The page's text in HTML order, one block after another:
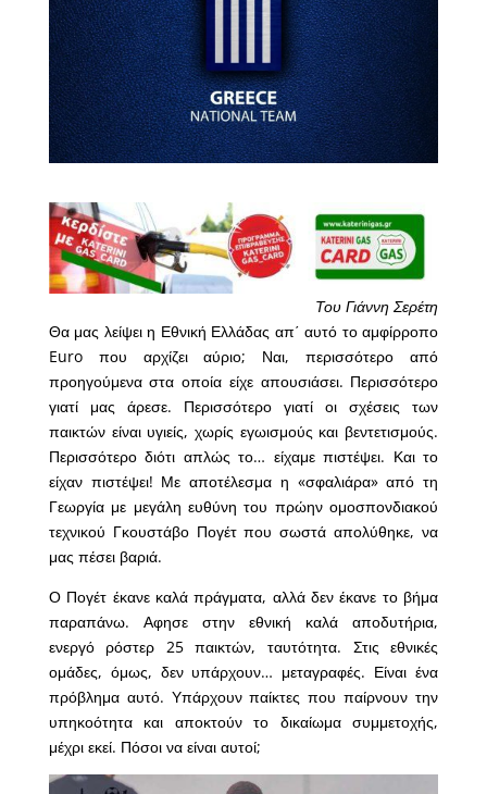
Του Γιάννη Σερέτη
Θα μας λείψει η Εθνική Ελλάδας απ΄ αυτό το αμφίρροπο
Euro που αρχίζει αύριο; Ναι, περισσότερο από
προηγούμενα στα οποία είχε απουσιάσει. Περισσότερο
γιατί μας άρεσε. Περισσότερο γιατί οι σχέσεις των
παικτών είναι υγιείς, χωρίς εγωισμούς και βεντετισμούς.
Περισσότερο διότι απλώς το… είχαμε πιστέψει. Και το
είχαν πιστέψει! Με αποτέλεσμα η «σφαλιάρα» από τη
Γεωργία με μεγάλη ευθύνη του πρώην ομοσπονδιακού
τεχνικού Γκουστάβο Πογέτ που σωστά απολύθηκε, να
μας πέσει βαριά.
Ο Πογέτ έκανε καλά πράγματα, αλλά δεν έκανε το βήμα
παραπάνω. Αφησε στην εθνική καλά αποδυτήρια,
ενεργό ρόστερ 25 παικτών, ταυτότητα. Στις εθνικές
ομάδες, όμως, δεν υπάρχουν… μεταγραφές. Είναι ένα
πρόβλημα αυτό. Υπάρχουν παίκτες που παίρνουν την
υπηκοότητα και αποκτούν το δικαίωμα συμμετοχής,
μέχρι εκεί. Πόσοι να είναι αυτοί;